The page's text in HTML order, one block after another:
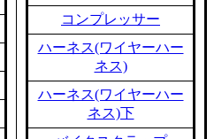
コンプレッサー
ハーネス(ワイヤーハー
ネス)
ハーネス(ワイヤーハー
ネス)下